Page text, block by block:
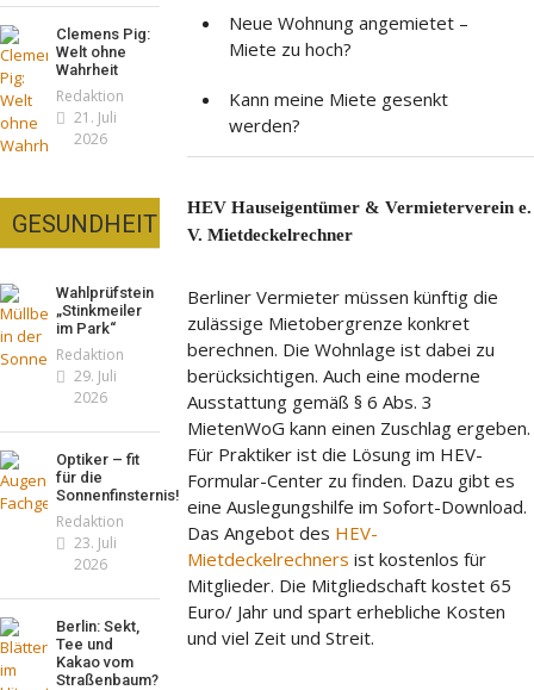
Neue Wohnung angemietet –
Miete zu hoch?
Kann meine Miete gesenkt
werden?
HEV Hauseigentümer & Vermieterverein e.
V. Mietdeckelrechner
Berliner Vermieter müssen künftig die
zulässige Mietobergrenze konkret
berechnen. Die Wohnlage ist dabei zu
berücksichtigen. Auch eine moderne
Ausstattung gemäß § 6 Abs. 3
MietenWoG kann einen Zuschlag ergeben.
Für Praktiker ist die Lösung im HEV-
Formular-Center zu finden. Dazu gibt es
eine Auslegungshilfe im Sofort-Download.
Das Angebot des HEV-
Mietdeckelrechners ist kostenlos für
Mitglieder. Die Mitgliedschaft kostet 65
Euro/ Jahr und spart erhebliche Kosten
und viel Zeit und Streit.
Clemens Pig:
Welt ohne
Wahrheit
Redaktion
21. Juli
2026
GESUNDHEIT
Wahlprüfstein
„Stinkmeiler
im Park“
Redaktion
29. Juli
2026
Optiker – fit
für die
Sonnenfinsternis!
Redaktion
23. Juli
2026
Berlin: Sekt,
Tee und
Kakao vom
Straßenbaum?